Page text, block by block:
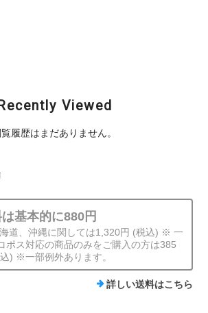
Recently Viewed
履歴はまだありません。
基本的に880円
道、沖縄に関しては1,320円 (税込) ※ 一
ポス対応の商品のみをご購入の方は385
) ※一部例外あります。
詳しい送料はこちら